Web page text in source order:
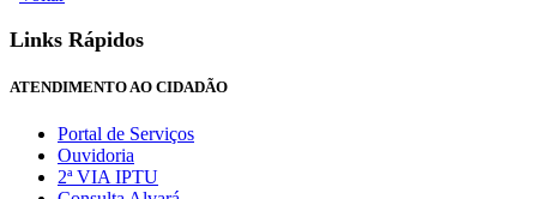
Links Rápidos
ATENDIMENTO AO CIDADÃO
Portal de Serviços
Ouvidoria
2ª VIA IPTU